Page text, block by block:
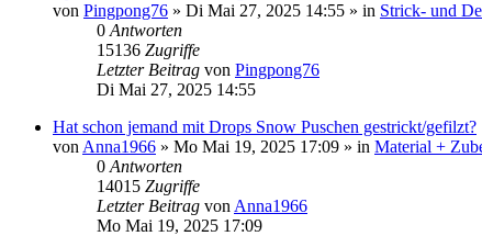
von Pingpong76 » Di Mai 27, 2025 14:55 » in Strick- und
0 Antworten
15136 Zugriffe
Letzter Beitrag von Pingpong76
Di Mai 27, 2025 14:55
Hat schon jemand mit Drops Snow Puschen gestrickt/gefilzt?
von Anna1966 » Mo Mai 19, 2025 17:09 » in Material +
0 Antworten
14015 Zugriffe
Letzter Beitrag von Anna1966
Mo Mai 19, 2025 17:09